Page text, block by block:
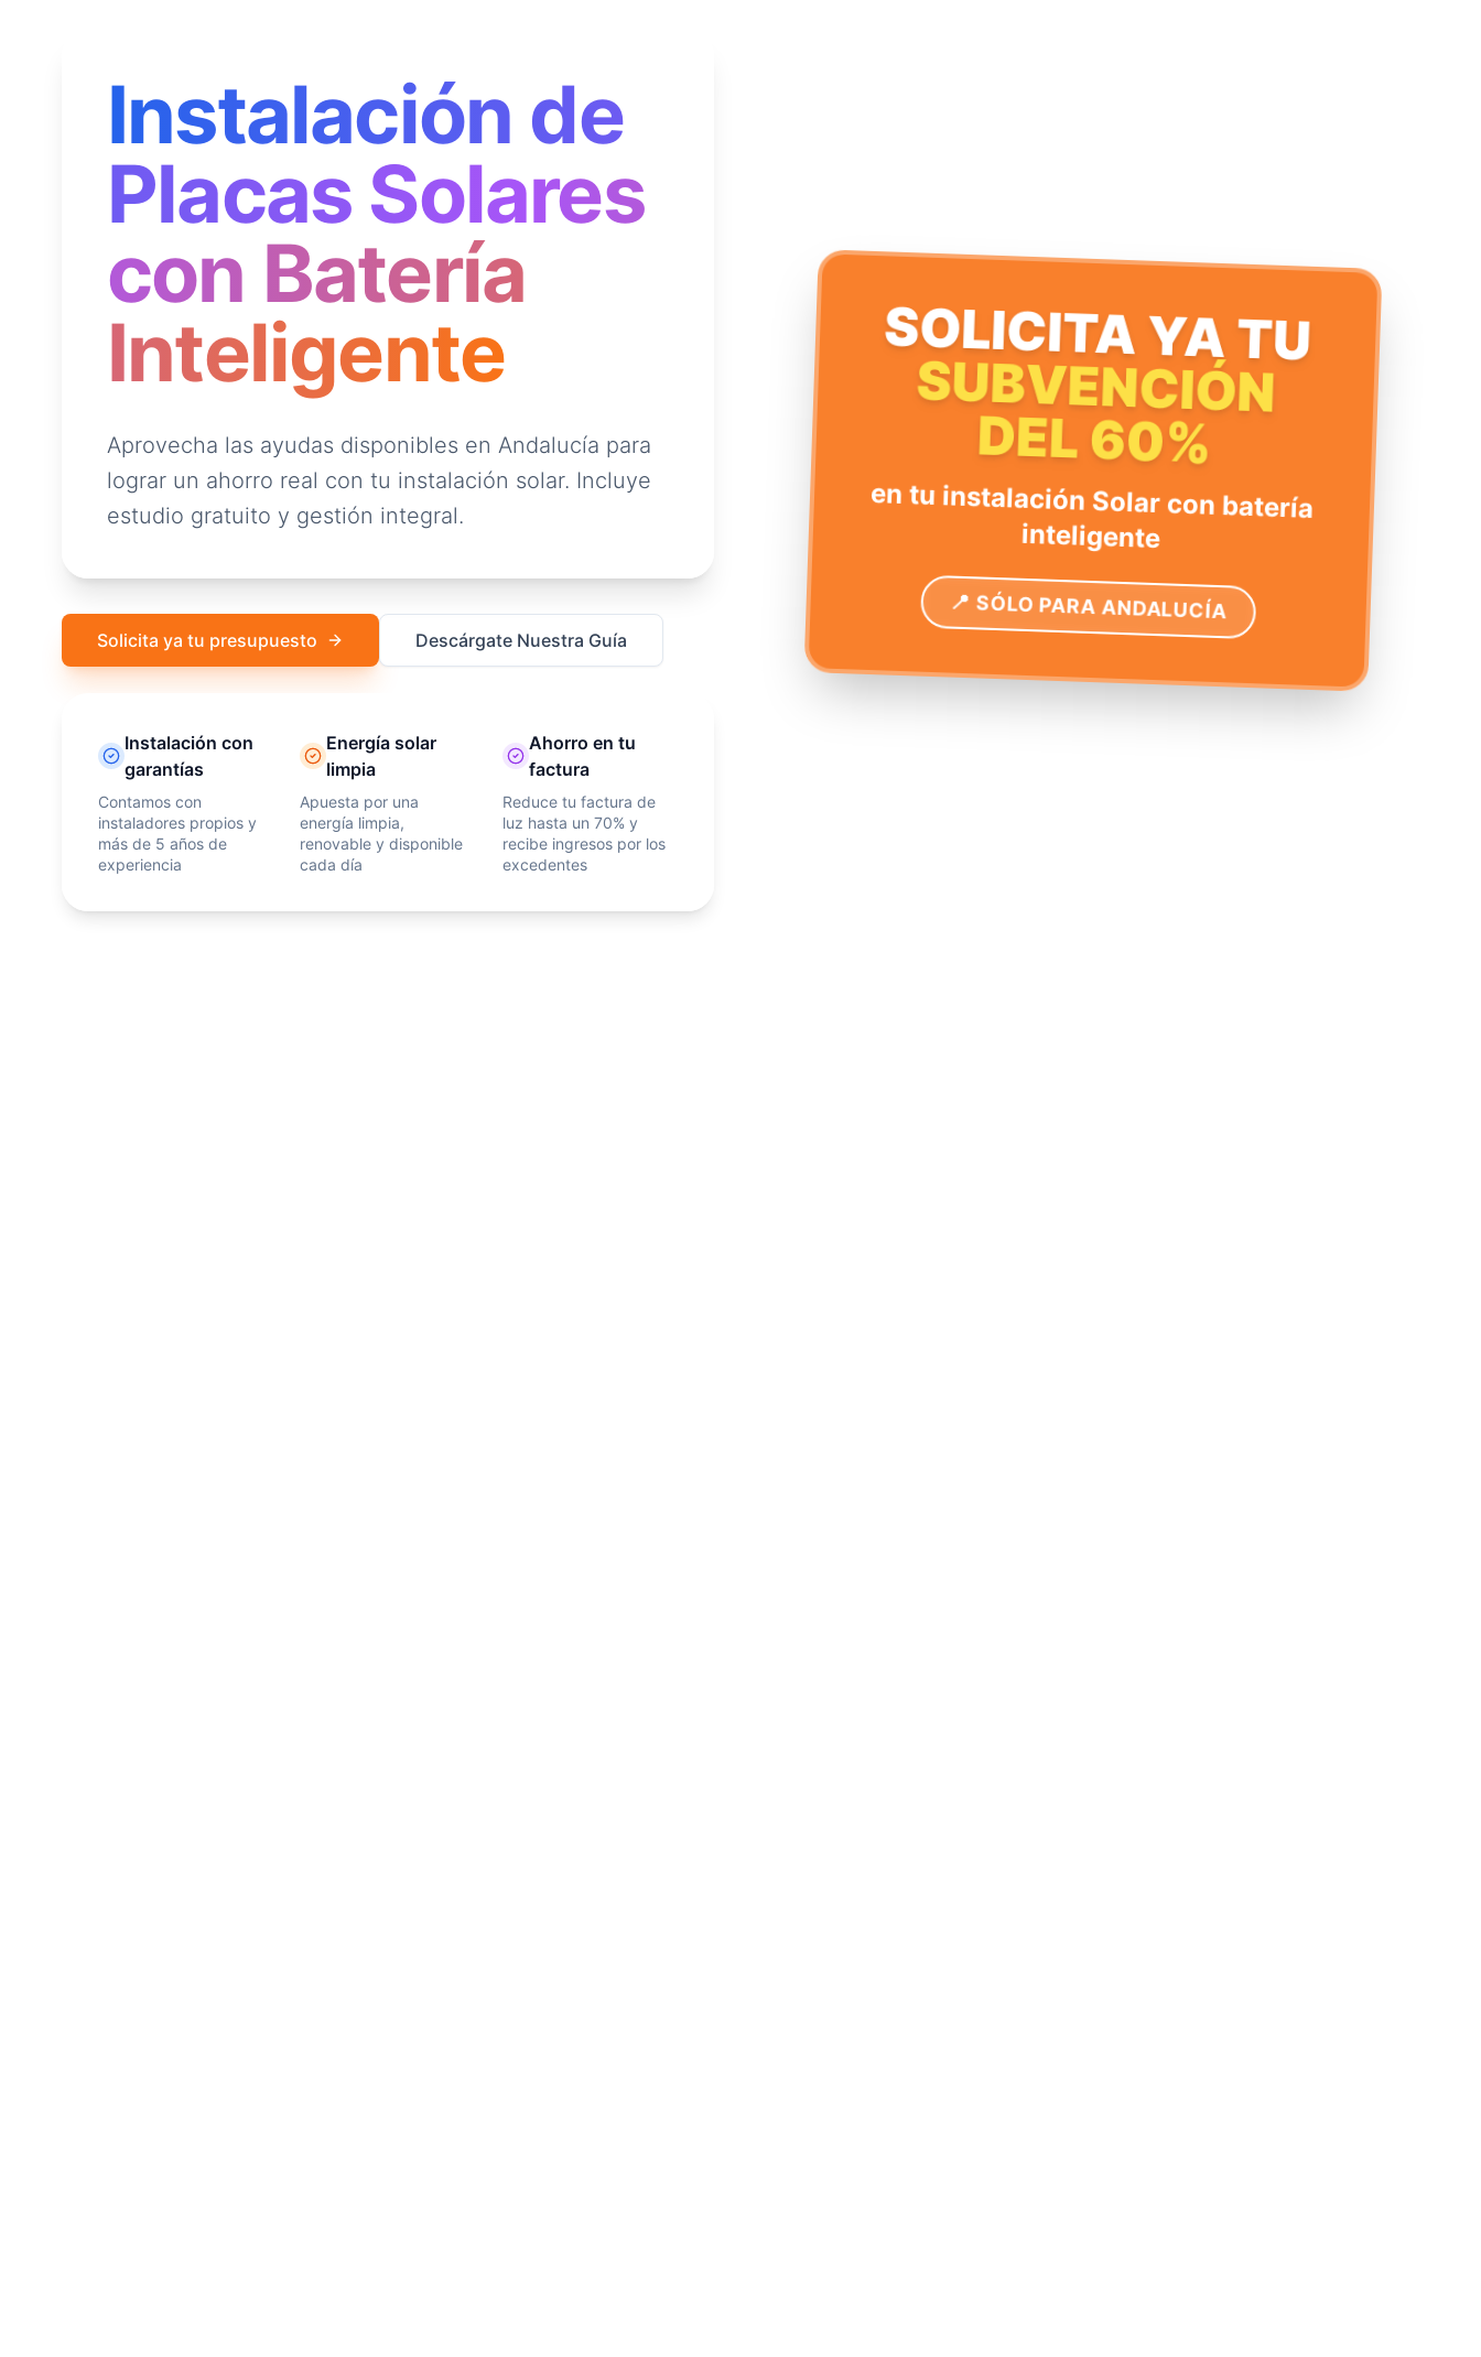
Instalación de
Placas Solares
con Batería
Inteligente
Aprovecha las ayudas disponibles en Andalucía para
lograr un ahorro real con tu instalación solar. Incluye
estudio gratuito y gestión integral.
Solicita ya tu presupuesto Descárgate Nuestra Guía
Instalación con
garantías
Contamos con
instaladores propios y
más de 5 años de
experiencia
Energía solar
limpia
Apuesta por una
energía limpia,
renovable y disponible
cada día
Ahorro en tu
factura
Reduce tu factura de
luz hasta un 70% y
recibe ingresos por los
excedentes
SOLICITA YA TU
SUBVENCIÓN
DEL 60%
en tu instalación Solar con batería
inteligente
📍 SÓLO PARA ANDALUCÍA